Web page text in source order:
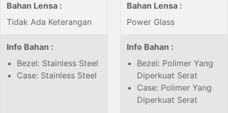
Bahan Lensa :
Tidak Ada Keterangan
Bahan Lensa :
Power Glass
Info Bahan :
Bezel: Stainless Steel
Case: Stainless Steel
Info Bahan :
Bezel: Polimer Yang
Diperkuat Serat
Case: Polimer Yang
Diperkuat Serat